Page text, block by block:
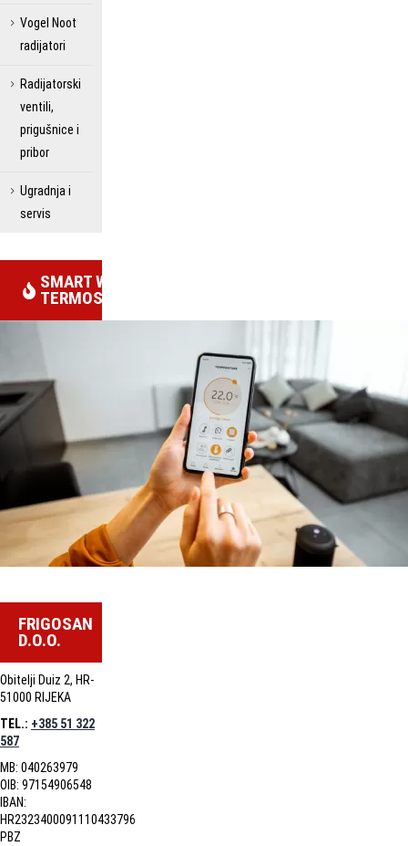
Vogel Noot
radijatori
Radijatorski
ventili,
prigušnice i
pribor
Ugradnja i
servis
SMART WIFI
TERMOSTATI
FRIGOSAN
D.O.O.
Obitelji Duiz 2, HR-
51000 RIJEKA
TEL.: +385 51 322
587
MB: 040263979
OIB: 97154906548
IBAN:
HR2323400091110433796
PBZ